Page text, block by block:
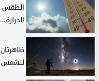
الحرارة...
للشمس